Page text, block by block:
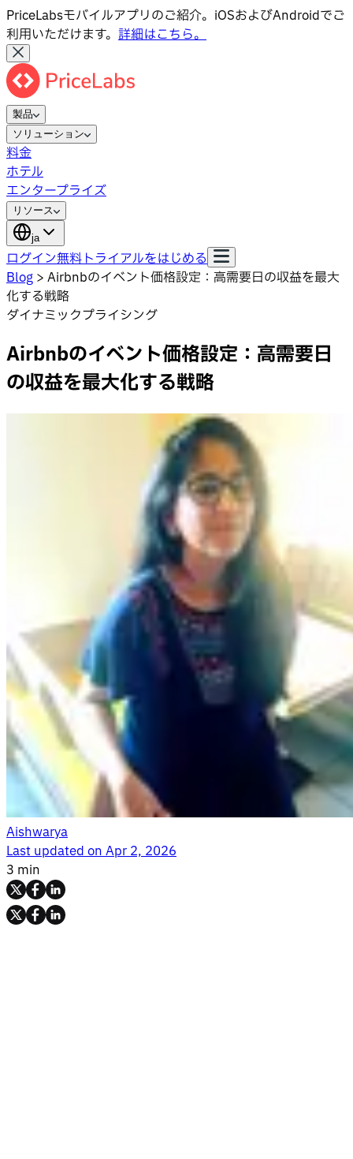
PriceLabsモバイルアプリのご紹介。iOSおよびAndroidでご
利用いただけます。 詳細はこちら。
製品
ソリューション
料金
ホテル
エンタープライズ
リソース
ja
ログイン無料トライアルをはじめる
Blog > Airbnbのイベント価格設定：高需要日の収益を最大
化する戦略
ダイナミックプライシング
Airbnbのイベント価格設定：高需要日
の収益を最大化する戦略
Aishwarya
Last updated onApr 2, 2026
3 min